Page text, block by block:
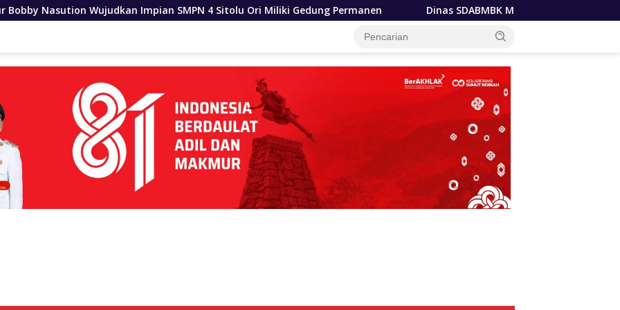
SMPN 4 Sitolu Ori Miliki Gedung Permanen Dinas SDABMBK Medan Terapkan Pola Jemput Bola, Percepat